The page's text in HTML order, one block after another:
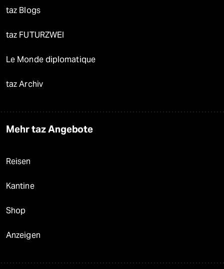
taz Blogs
taz FUTURZWEI
Le Monde diplomatique
taz Archiv
Mehr taz Angebote
Reisen
Kantine
Shop
Anzeigen